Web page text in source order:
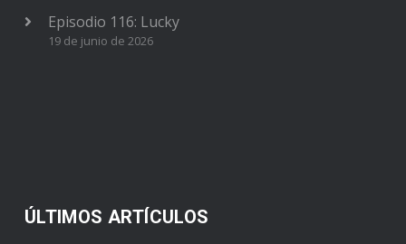
Episodio 116: Lucky
19 de junio de 2026
ÚLTIMOS ARTÍCULOS